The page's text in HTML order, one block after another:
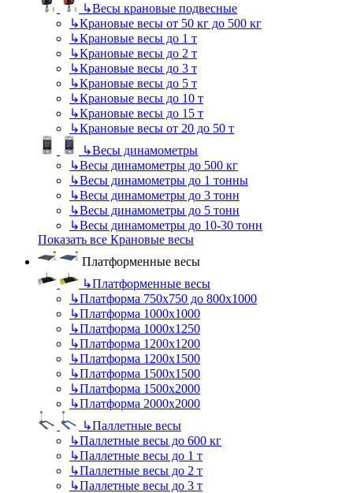
↳Весы крановые подвесные
↳Крановые весы от 50 кг до 500 кг
↳Крановые весы до 1 т
↳Крановые весы до 2 т
↳Крановые весы до 3 т
↳Крановые весы до 5 т
↳Крановые весы до 10 т
↳Крановые весы до 15 т
↳Крановые весы от 20 до 50 т
↳Весы динамометры
↳Весы динамометры до 500 кг
↳Весы динамометры до 1 тонны
↳Весы динамометры до 3 тонн
↳Весы динамометры до 5 тонн
↳Весы динамометры до 10-30 тонн
Показать все Крановые весы
Платформенные весы
↳Платформенные весы
↳Платформа 750х750 до 800х1000
↳Платформа 1000х1000
↳Платформа 1000х1250
↳Платформа 1200х1200
↳Платформа 1200х1500
↳Платформа 1500х1500
↳Платформа 1500х2000
↳Платформа 2000х2000
↳Паллетные весы
↳Паллетные весы до 600 кг
↳Паллетные весы до 1 т
↳Паллетные весы до 2 т
↳Паллетные весы до 3 т